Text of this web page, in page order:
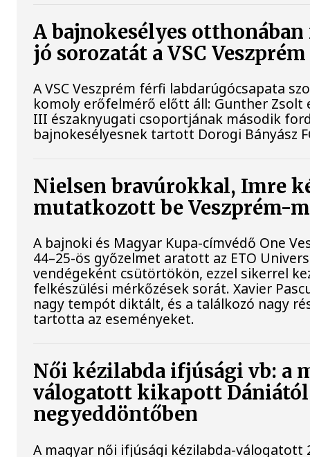
A bajnokesélyes
jó sorozatát a VSC Veszprém
A VSC Veszprém férfi labdarúgócsapata
komoly erőfelmérő előtt áll: Gunther Zsolt
III északnyugati csoportjának második
bajnokesélyesnek tartott Dorogi Bányász
Nielsen bravúrokkal, Imre
mutatkozott be Veszprém-
A bajnoki és Magyar Kupa-címvédő One
44–25-ös győzelmet aratott az ETO
vendégeként csütörtökön, ezzel sikerrel
felkészülési mérkőzések sorát. Xavier
nagy tempót diktált, és a találkozó nagy
tartotta az eseményeket.
Női kézilabda ifjúsági vb: a
válogatott kikapott Dániától
negyeddöntőben
A magyar női ifjúsági kézilabda-válogatott